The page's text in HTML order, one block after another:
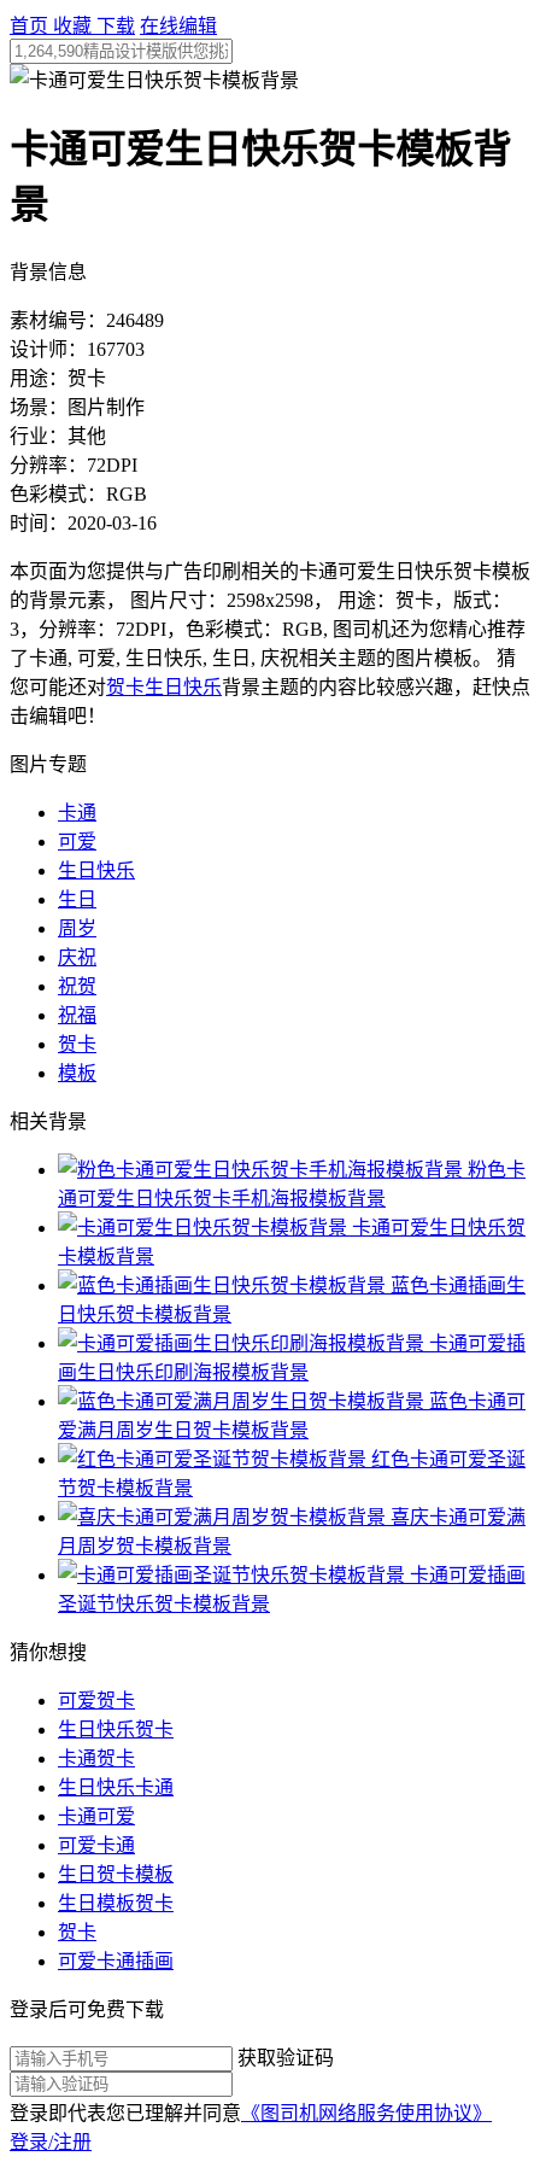
首页 收藏 下载 在线编辑
卡通可爱生日快乐贺卡模板背
景
背景信息
素材编号：246489
设计师：167703
用途：贺卡
场景：图片制作
行业：其他
分辨率：72DPI
色彩模式：RGB
时间：2020-03-16
本页面为您提供与广告印刷相关的卡通可爱生日快乐贺卡模板
的背景元素， 图片尺寸：2598x2598， 用途：贺卡，版式：
3，分辨率：72DPI，色彩模式：RGB, 图司机还为您精心推荐
了卡通, 可爱, 生日快乐, 生日, 庆祝相关主题的图片模板。 猜
您可能还对贺卡生日快乐背景主题的内容比较感兴趣，赶快点
击编辑吧！
图片专题
卡通
可爱
生日快乐
生日
周岁
庆祝
祝贺
祝福
贺卡
模板
相关背景
粉色卡
通可爱生日快乐贺卡手机海报模板背景
卡通可爱生日快乐贺
卡模板背景
蓝色卡通插画生
日快乐贺卡模板背景
卡通可爱插
画生日快乐印刷海报模板背景
蓝色卡通可
爱满月周岁生日贺卡模板背景
红色卡通可爱圣诞
节贺卡模板背景
喜庆卡通可爱满
月周岁贺卡模板背景
卡通可爱插画
圣诞节快乐贺卡模板背景
猜你想搜
可爱贺卡
生日快乐贺卡
卡通贺卡
生日快乐卡通
卡通可爱
可爱卡通
生日贺卡模板
生日模板贺卡
贺卡
可爱卡通插画
登录后可免费下载
获取验证码
登录即代表您已理解并同意 《图司机网络服务使用协议》
登录/注册